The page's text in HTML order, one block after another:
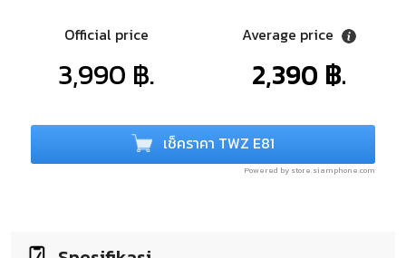
Official price
3,990 ฿.
Average price
2,390 ฿.
เช็คราคา TWZ E81
Powered by store.siamphone.com